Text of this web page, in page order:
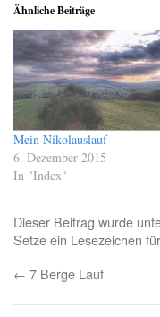
Ähnliche Beiträge
Mein Nikolauslauf
6. Dezember 2015
In "Index"
Dieser Beitrag wurde
Setze ein Lesezeichen
← 7 Berge Lauf